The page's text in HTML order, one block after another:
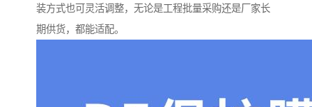
装方式也可灵活调整，无论是工程批量采购还是厂家长
期供货，都能适配。